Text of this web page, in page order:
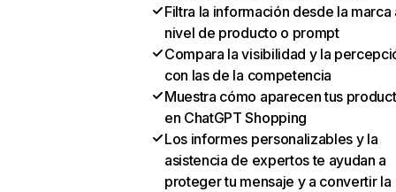
Filtra la información desde la marca
nivel de producto o prompt
Compara la visibilidad y la
con las de la competencia
Muestra cómo aparecen tus
en ChatGPT Shopping
Los informes personalizables y la
asistencia de expertos te ayudan a
proteger tu mensaje y a convertir la